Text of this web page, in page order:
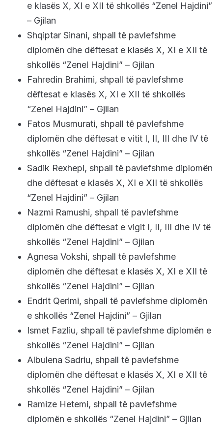
e klasës X, XI e XII të shkollës “Zenel Hajdini”
– Gjilan
Shqiptar Sinani, shpall të pavlefshme
diplomën dhe dëftesat e klasës X, XI e XII të
shkollës “Zenel Hajdini” – Gjilan
Fahredin Brahimi, shpall të pavlefshme
dëftesat e klasës X, XI e XII të shkollës
“Zenel Hajdini” – Gjilan
Fatos Musmurati, shpall të pavlefshme
diplomën dhe dëftesat e vitit I, II, III dhe IV të
shkollës “Zenel Hajdini” – Gjilan
Sadik Rexhepi, shpall të pavlefshme diplomën
dhe dëftesat e klasës X, XI e XII të shkollës
“Zenel Hajdini” – Gjilan
Nazmi Ramushi, shpall të pavlefshme
diplomën dhe dëftesat e vigit I, II, III dhe IV të
shkollës “Zenel Hajdini” – Gjilan
Agnesa Vokshi, shpall të pavlefshme
diplomën dhe dëftesat e klasës X, XI e XII të
shkollës “Zenel Hajdini” – Gjilan
Endrit Qerimi, shpall të pavlefshme diplomën
e shkollës “Zenel Hajdini” – Gjilan
Ismet Fazliu, shpall të pavlefshme diplomën e
shkollës “Zenel Hajdini” – Gjilan
Albulena Sadriu, shpall të pavlefshme
diplomën dhe dëftesat e klasës X, XI e XII të
shkollës “Zenel Hajdini” – Gjilan
Ramize Hetemi, shpall të pavlefshme
diplomën e shkollës “Zenel Hajdini” – Gjilan